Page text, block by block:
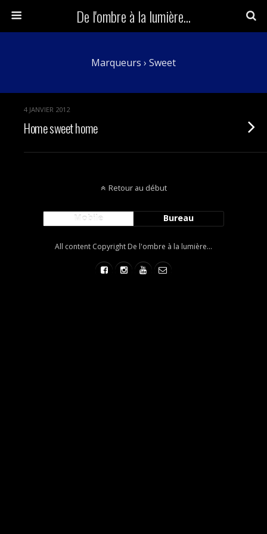
De l'ombre à la lumière...
Marqueurs › Sweet
4 JANVIER 2012
Home sweet home
Retour au début
Mobile Bureau
All content Copyright De l'ombre à la lumière...